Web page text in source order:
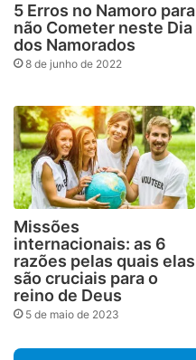
5 Erros no Namoro para
não Cometer neste Dia
dos Namorados
8 de junho de 2022
Missões
internacionais: as 6
razões pelas quais elas
são cruciais para o
reino de Deus
5 de maio de 2023